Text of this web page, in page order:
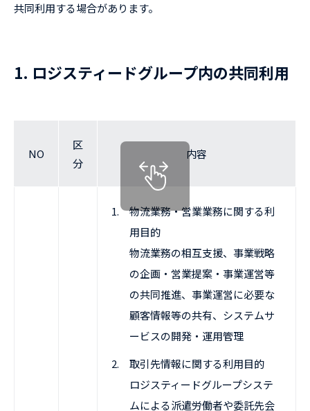
共同利用する場合があります。
1. ロジスティードグループ内の共同利用
NO
区
分
内容
1.
物流業務・営業業務に関する利
用目的
物流業務の相互支援、事業戦略
の企画・営業提案・事業運営等
の共同推進、事業運営に必要な
顧客情報等の共有、システムサ
ービスの開発・運用管理
2.
取引先情報に関する利用目的
ロジスティードグループシステ
ムによる派遣労働者や委託先会